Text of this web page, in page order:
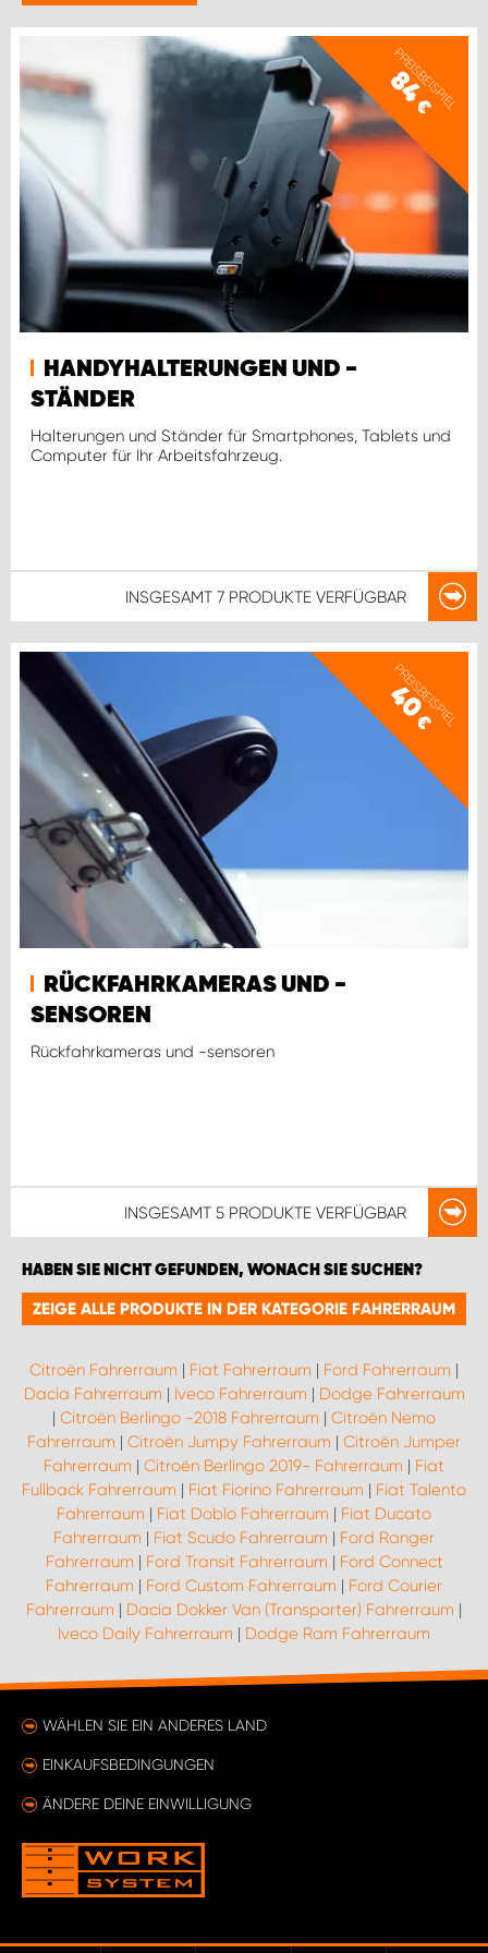
PREISBEISPIEL
84
€
HANDYHALTERUNGEN UND -
STÄNDER
Halterungen und Ständer für Smartphones, Tablets und
Computer für Ihr Arbeitsfahrzeug.
INSGESAMT 7 PRODUKTE VERFÜGBAR
PREISBEISPIEL
40
€
RÜCKFAHRKAMERAS UND -
SENSOREN
Rückfahrkameras und -sensoren
INSGESAMT 5 PRODUKTE VERFÜGBAR
HABEN SIE NICHT GEFUNDEN, WONACH SIE SUCHEN?
ZEIGE ALLE PRODUKTE IN DER KATEGORIE FAHRERRAUM
Citroën Fahrerraum | Fiat Fahrerraum | Ford Fahrerraum |
Dacia Fahrerraum | Iveco Fahrerraum | Dodge Fahrerraum
| Citroën Berlingo -2018 Fahrerraum | Citroën Nemo
Fahrerraum | Citroën Jumpy Fahrerraum | Citroën Jumper
Fahrerraum | Citroën Berlingo 2019- Fahrerraum | Fiat
Fullback Fahrerraum | Fiat Fiorino Fahrerraum | Fiat Talento
Fahrerraum | Fiat Doblo Fahrerraum | Fiat Ducato
Fahrerraum | Fiat Scudo Fahrerraum | Ford Ranger
Fahrerraum | Ford Transit Fahrerraum | Ford Connect
Fahrerraum | Ford Custom Fahrerraum | Ford Courier
Fahrerraum | Dacia Dokker Van (Transporter) Fahrerraum |
Iveco Daily Fahrerraum | Dodge Ram Fahrerraum
WÄHLEN SIE EIN ANDERES LAND
EINKAUFSBEDINGUNGEN
ÄNDERE DEINE EINWILLIGUNG
WORK SYSTEM BRÜSSEL
WORK SYSTEM LIMBURG-KEMPEN
WORK SYSTEM NAMEN
WORK SYSTEM WORK SYSTEM BRÜGGE